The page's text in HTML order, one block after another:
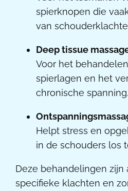
spierknopen die
van
Deep tissue
Voor het
spierlagen en het
chronische spanning.
Helpt stress en
in de schouders los
Deze behandelingen
specifieke klachten en